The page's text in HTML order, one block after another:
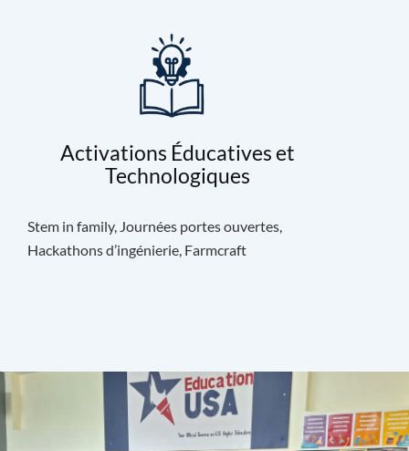
Activations Éducatives et
Technologiques
Stem in family, Journées portes ouvertes,
Hackathons d’ingénierie, Farmcraft